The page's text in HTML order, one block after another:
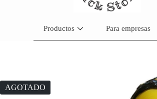
Productos Para empresas
AGOTADO